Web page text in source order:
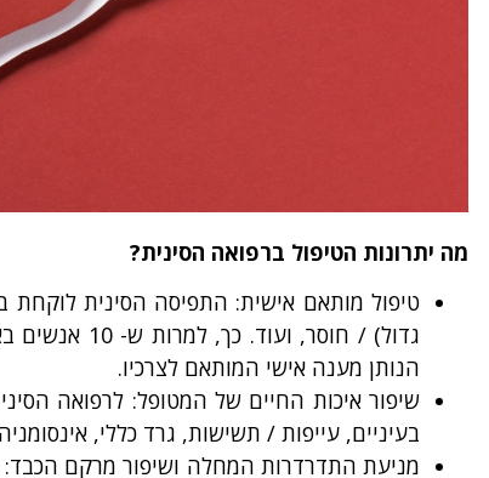
מה יתרונות הטיפול ברפואה הסינית?
טיפול מותאם אישית: התפיסה הסינית לוקחת
הנותן מענה אישי המותאם לצרכיו.
שיפור איכות החיים של המטופל: לרפואה
בעיניים, עייפות / תשישות, גרד כללי,
מניעת התדרדרות המחלה ושיפור מרקם הכבד